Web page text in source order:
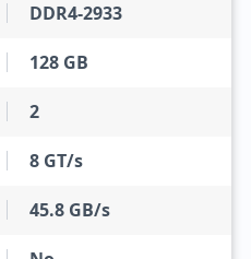
DDR4-2933
128 GB
2
8 GT/s
45.8 GB/s